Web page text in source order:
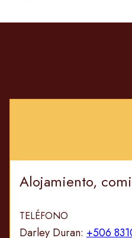
Alojamiento,
TELÉFONO
Darley Duran: +506